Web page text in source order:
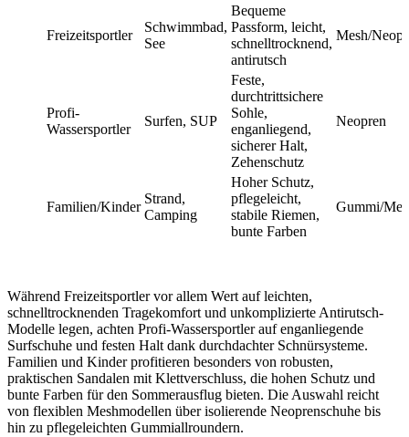
Freizeitsportler
Schwimmbad,
See
Bequeme
Passform, leicht,
schnelltrocknend,
antirutsch
Mesh/
Profi-
Wassersportler
Surfen, SUP
Feste,
durchtrittsichere
Sohle,
enganliegend,
sicherer Halt,
Zehenschutz
Neopren
Familien/Kinder
Strand,
Camping
Hoher Schutz,
pflegeleicht,
stabile Riemen,
bunte Farben
Gummi/
Während Freizeitsportler vor allem Wert auf leichten,
schnelltrocknenden Tragekomfort und unkomplizierte Antirutsch-
Modelle legen, achten Profi-Wassersportler auf enganliegende
Surfschuhe und festen Halt dank durchdachter Schnürsysteme.
Familien und Kinder profitieren besonders von robusten,
praktischen Sandalen mit Klettverschluss, die hohen Schutz und
bunte Farben für den Sommerausflug bieten. Die Auswahl reicht
von flexiblen Meshmodellen über isolierende Neoprenschuhe bis
hin zu pflegeleichten Gummiallroundern.